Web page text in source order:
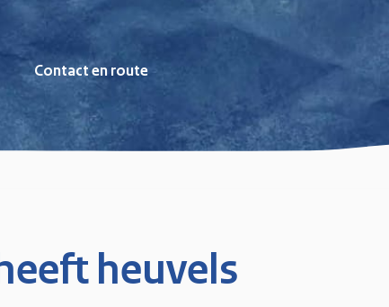
Contact en route
heuvels